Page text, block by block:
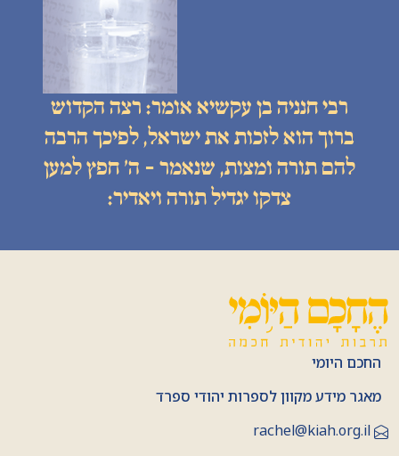
רבי חנניה בן עקשיא אומר: רצה הקדוש
ברוך הוא לזכות את ישראל, לפיכך הרבה
להם תורה ומצות, שנאמר - ה׳ חפץ למען
צדקו יגדיל תורה ויאדיר:
החכם היומי
מאגר מידע מקוון לספרות יהודי ספרד
rachel@kiah.org.il